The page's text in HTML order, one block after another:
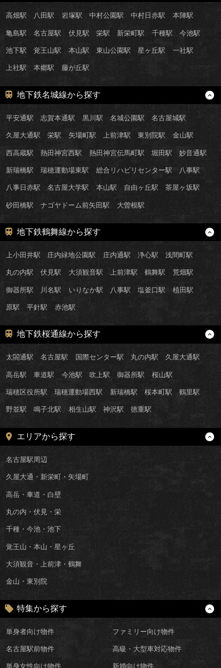
高畑駅 八田駅 岩塚駅 中村公園駅 中村日赤駅 本陣駅
亀島駅 名古屋駅 伏見駅 栄駅 新栄町駅 千種駅 今池駅
池下駅 覚王山駅 本山駅 東山公園駅 星ヶ丘駅 一社駅
上社駅 本郷駅 藤が丘駅
地下鉄名城線から探す
平安通駅 志賀本通駅 黒川駅 名城公園駅 名古屋城駅
久屋大通駅 栄駅 矢場町駅 上前津駅 東別院駅 金山駅
西高蔵駅 熱田神宮西駅 熱田神宮伝馬町駅 堀田駅 妙音通駅
新瑞橋駅 瑞穂運動場東駅 総合リハビリセンター駅 八事駅
八事日赤駅 名古屋大学駅 本山駅 自由ヶ丘駅 茶屋ヶ坂駅
砂田橋駅 ナゴヤドーム前矢田駅 大曽根駅
地下鉄鶴舞線から探す
上小田井駅 庄内緑地公園駅 庄内通駅 浄心駅 浅間町駅
丸の内駅 伏見駅 大須観音駅 上前津駅 鶴舞駅 荒畑駅
御器所駅 川名駅 いりなか駅 八事駅 塩釜口駅 植田駅
原駅 平針駅 赤池駅
地下鉄桜通線から探す
太閤通駅 名古屋駅 国際センター駅 丸の内駅 久屋大通駅
高岳駅 車道駅 今池駅 吹上駅 御器所駅 桜山駅
瑞穂区役所駅 瑞穂運動場西駅 新瑞橋駅 桜本町駅 鶴里駅
野並駅 鳴子北駅 相生山駅 神沢駅 徳重駅
エリアから探す
名古屋駅周辺
久屋大通・新栄町・矢場町
高岳・車道・白壁
丸の内・伏見・栄
千種・今池・池下
覚王山・本山・星ヶ丘
大須観音・上前津・鶴舞
金山・東別院
特集から探す
単身者向け物件 ファミリー向け物件
名古屋駅前物件 高級・大型車対応物件
単身女性向け物件 新婚向け物件